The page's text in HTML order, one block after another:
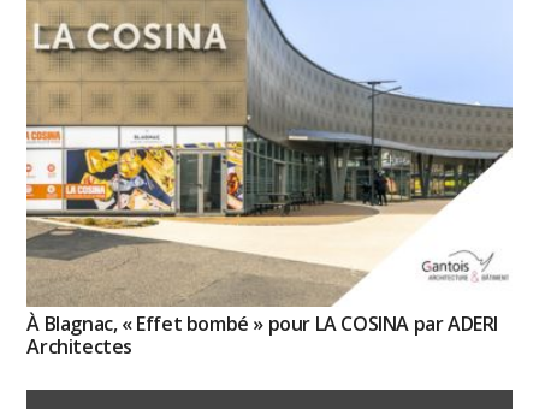
À Blagnac, « Effet bombé » pour LA COSINA par ADERI
Architectes